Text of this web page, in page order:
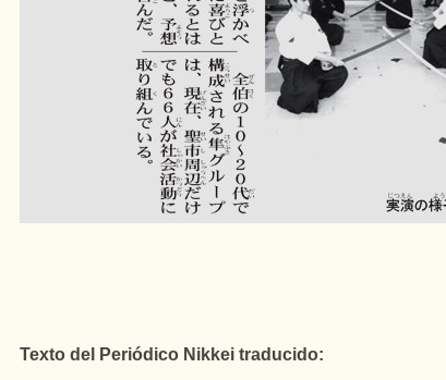
Texto del Periódico Nikkei traducido: